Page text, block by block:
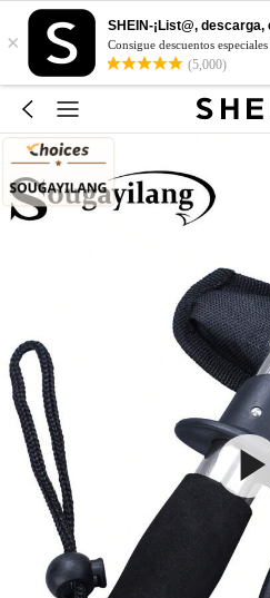
×
SHEIN-¡List@, descarga,
Consigue descuentos
(5,000)